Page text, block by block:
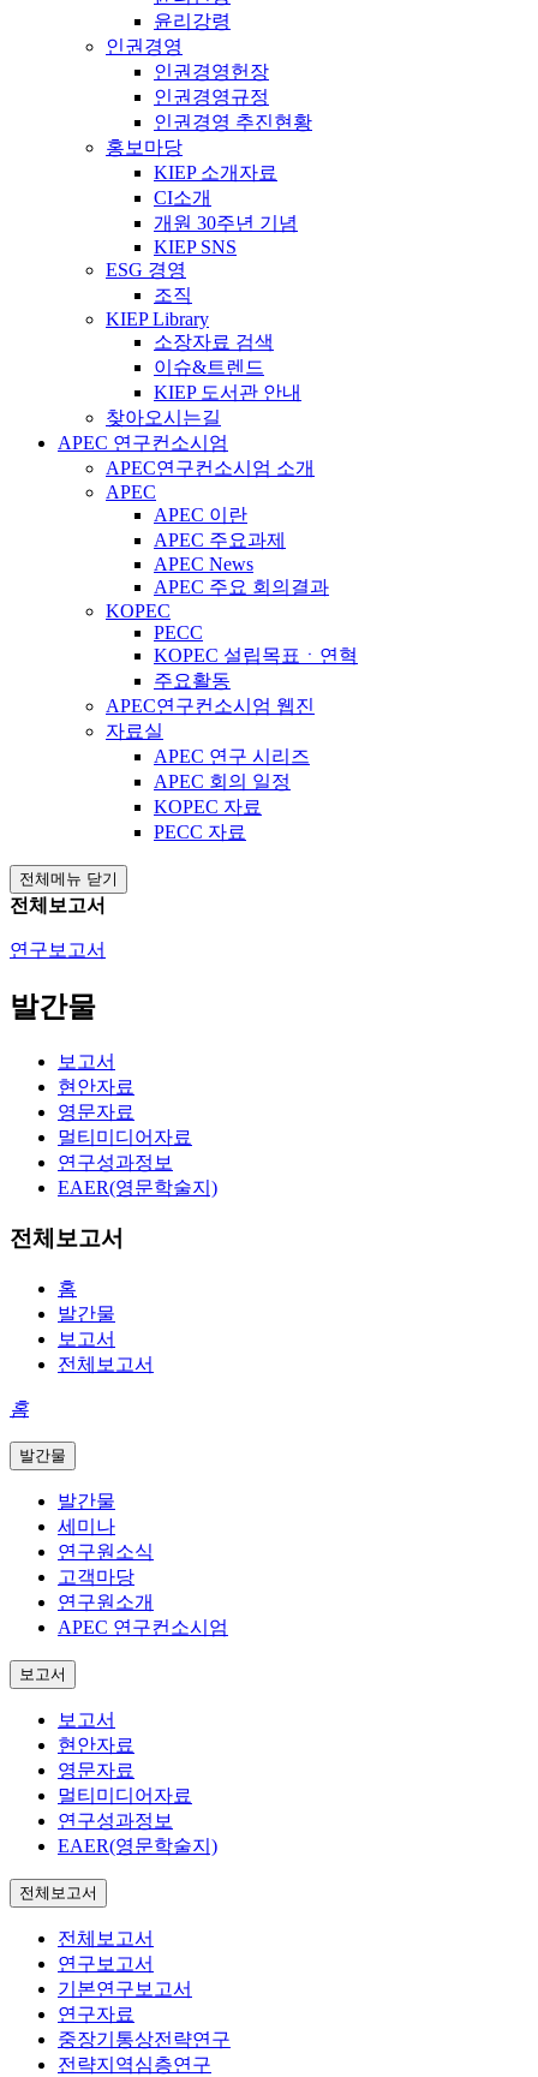
윤리강령
인권경영
인권경영헌장
인권경영규정
인권경영 추진현황
홍보마당
KIEP 소개자료
CI소개
개원 30주년 기념
KIEP SNS
ESG 경영
조직
KIEP Library
소장자료 검색
이슈&트렌드
KIEP 도서관 안내
찾아오시는길
APEC 연구컨소시엄
APEC연구컨소시엄 소개
APEC
APEC 이란
APEC 주요과제
APEC News
APEC 주요 회의결과
KOPEC
PECC
KOPEC 설립목표ㆍ연혁
주요활동
APEC연구컨소시엄 웹진
자료실
APEC 연구 시리즈
APEC 회의 일정
KOPEC 자료
PECC 자료
전체메뉴 닫기
전체보고서
연구보고서
발간물
보고서
현안자료
영문자료
멀티미디어자료
연구성과정보
EAER(영문학술지)
전체보고서
홈
발간물
보고서
전체보고서
홈
발간물
발간물
세미나
연구원소식
고객마당
연구원소개
APEC 연구컨소시엄
보고서
보고서
현안자료
영문자료
멀티미디어자료
연구성과정보
EAER(영문학술지)
전체보고서
전체보고서
연구보고서
기본연구보고서
연구자료
중장기통상전략연구
전략지역심층연구